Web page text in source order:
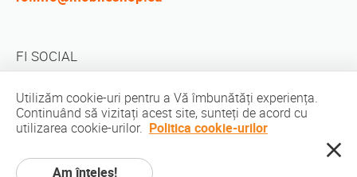
FI SOCIAL
Drepturi de autor © 2010-2026 MobileShop.eu. Toate drepturile rezervate.
Utilizăm cookie-uri pentru a Vă îmbunătăți experiența.
Continuând să vizitați acest site, sunteți de acord cu
utilizarea cookie-urilor. Politica cookie-urilor
Am înţeles!